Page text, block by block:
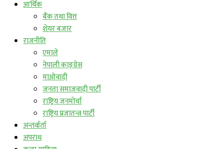
आर्थिक
बैंक तथा वित्त
शेयर बजार
राजनीति
एमाले
नेपाली काङ्ग्रेस
माओवादी
जनता समाजवादी पार्टी
राष्ट्रिय जनमोर्चा
राष्ट्रिय प्रजातन्त्र पार्टी
अन्तर्वार्ता
अपराध